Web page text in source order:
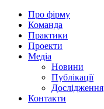
Про фірму
Команда
Практики
Проекти
Медіа
Новини
Публікації
Дослідження
Контакти